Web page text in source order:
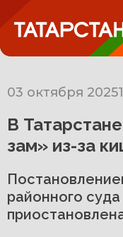
03 октября 2025
В
зам» из-за
районного